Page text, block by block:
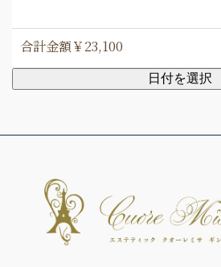
合計金額￥23,100
日付を選択